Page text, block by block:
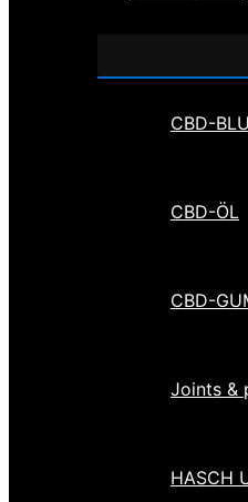
CBD-
CBD-ÖL
CBD-
Joints &
HASCH